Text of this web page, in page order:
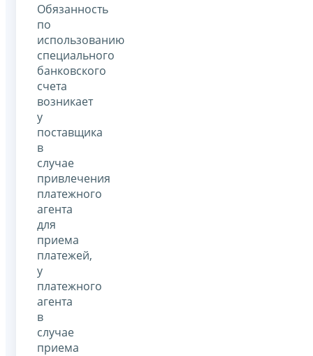
Обязанность
по
использованию
специального
банковского
счета
возникает
у
поставщика
в
случае
привлечения
платежного
агента
для
приема
платежей,
у
платежного
агента
в
случае
приема